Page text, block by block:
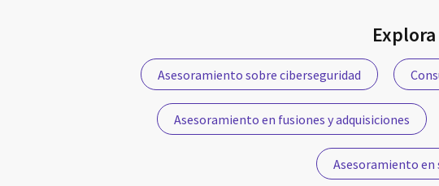
Asesoramiento sobre ciberseguridad
Asesoramiento en fusiones y adquisiciones
Asesoramiento en